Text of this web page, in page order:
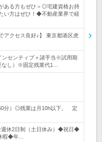
ある方もぜひ＞◎宅建資格お持
い方はぜひ！◆不動産業界で経
アクセス良好♪】 東京都港区虎
ンセンティブ＋諸手当※試用期
なし）※固定残業代1…
分）◎残業は月10h以下。 定
休2日制（土日休み）◆祝日◆
暇◆年…